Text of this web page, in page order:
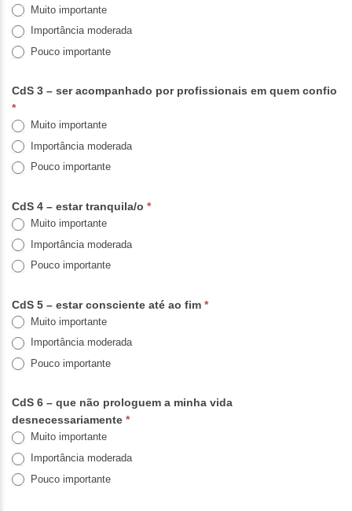
Muito importante
Importância moderada
Pouco importante
CdS 3 – ser acompanhado por profissionais em quem confio
*
Muito importante
Importância moderada
Pouco importante
CdS 4 – estar tranquila/o *
Muito importante
Importância moderada
Pouco importante
CdS 5 – estar consciente até ao fim *
Muito importante
Importância moderada
Pouco importante
CdS 6 – que não prologuem a minha vida
desnecessariamente *
Muito importante
Importância moderada
Pouco importante